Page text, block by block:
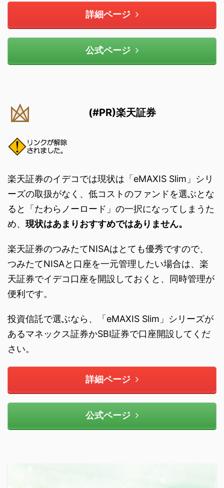
詳細ページ
公式ページ
(#PR)楽天証券
楽天証券のイデコでは現状は「eMAXIS Slim」シリ
ーズの取扱がなく、低コストのファンドを選ぶとな
ると「たわらノーロード」の一択になってしまうた
め、 現状はあまりおすすめではありません。
楽天証券のつみたてNISAはとても優秀ですので、
つみたてNISAと口座を一元管理したい場合は、楽
天証券でイデコ口座を開設しておくと、同時管理が
便利です。
投資信託で選ぶなら、「eMAXIS Slim」シリーズが
あるマネックス証券かSBI証券で口座開設してくだ
さい。
詳細ページ
公式ページ